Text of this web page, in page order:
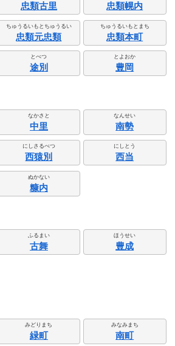
忠類古里 忠類幌内
ちゅうるいもとちゅうるい
忠類元忠類
ちゅうるいもとまち
忠類本町
とべつ
途別
とよおか
豊岡
なかさと
中里
なんせい
南勢
にしさるべつ
西猿別
にしとう
西当
ぬかない
糠内
ふるまい
古舞
ほうせい
豊成
みどりまち
緑町
みなみまち
南町